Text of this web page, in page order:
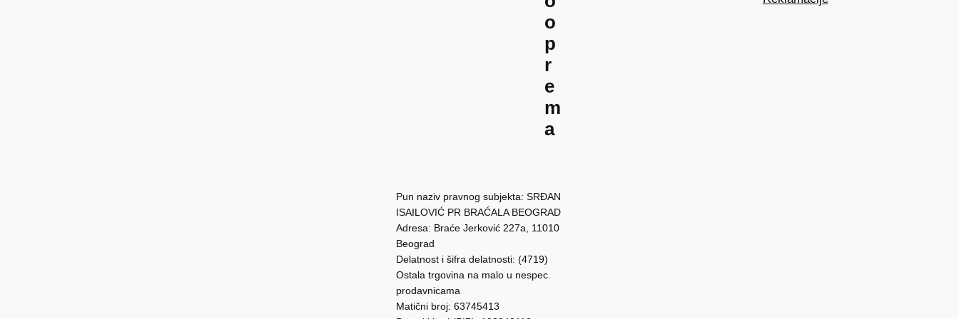
o
p
r
e
m
a
Pun naziv pravnog subjekta: SRĐAN
ISAILOVIĆ PR BRAĆALA BEOGRAD
Adresa: Braće Jerković 227a, 11010
Beograd
Delatnost i šifra delatnosti: (4719)
Ostala trgovina na malo u nespec.
prodavnicama
Matični broj: 63745413